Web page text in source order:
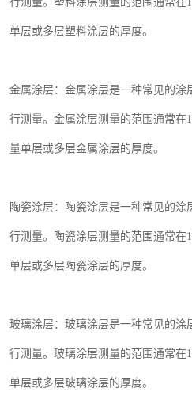
单层或多层塑料涂层的厚度。
金属涂层：金属涂层是一种常见的涂
行测量。金属涂层测量的范围通常在1
量单层或多层金属涂层的厚度。
陶瓷涂层：陶瓷涂层是一种常见的
行测量。陶瓷涂层测量的范围通常在1
单层或多层陶瓷涂层的厚度。
玻璃涂层：玻璃涂层是一种常见的涂
行测量。玻璃涂层测量的范围通常在1
单层或多层玻璃涂层的厚度。